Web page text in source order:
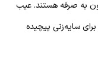
به صرفه هستند. عیب
سایه‌زنی پیچیده